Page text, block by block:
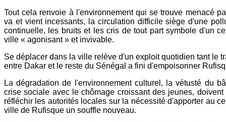
Tout cela renvoie à l'environnement qui se trouve menacé
va et vient incessants, la circulation difficile siège d'une
continuelle, les bruits et les cris de tout part symbole d'un
ville « agonisant » et invivable.
Se déplacer dans la ville relève d'un exploit quotidien tant le
entre Dakar et le reste du Sénégal a fini d'empoisonner
La dégradation de l'environnement culturel, la vétusté du
crise sociale avec le chômage croissant des jeunes, doivent
réfléchir les autorités locales sur la nécessité d'apporter au
ville de Rufisque un souffle nouveau.